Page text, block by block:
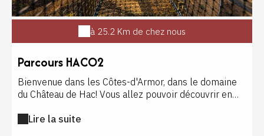
à 25.2 Km de chez nous
Parcours HACO2
Bienvenue dans les Côtes-d'Armor, dans le domaine
du Château de Hac! Vous allez pouvoir découvrir en
amis ou lors de rendez-vous entreprise, des vues
Lire la suite